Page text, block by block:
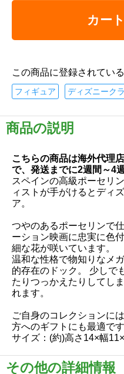
カー
この商品に登録されてい
フィギュア ディズニーク
商品の説明
こちらの商品は海外代理
で、発送までに2週間～4
スペインの高級ポーセリ
ィストが手がけるとディ
ア。
つやのあるポーセリンで
ーション映画に忠実に色
細な花が咲いています。
温和な性格で物知りなメ
的存在のドック。 少しで
たりつっかえたりしてし
れます。
ご自身のコレクションに
方へのギフトにも最適です
サイズ：(約)高さ14×幅
その他の詳細情報